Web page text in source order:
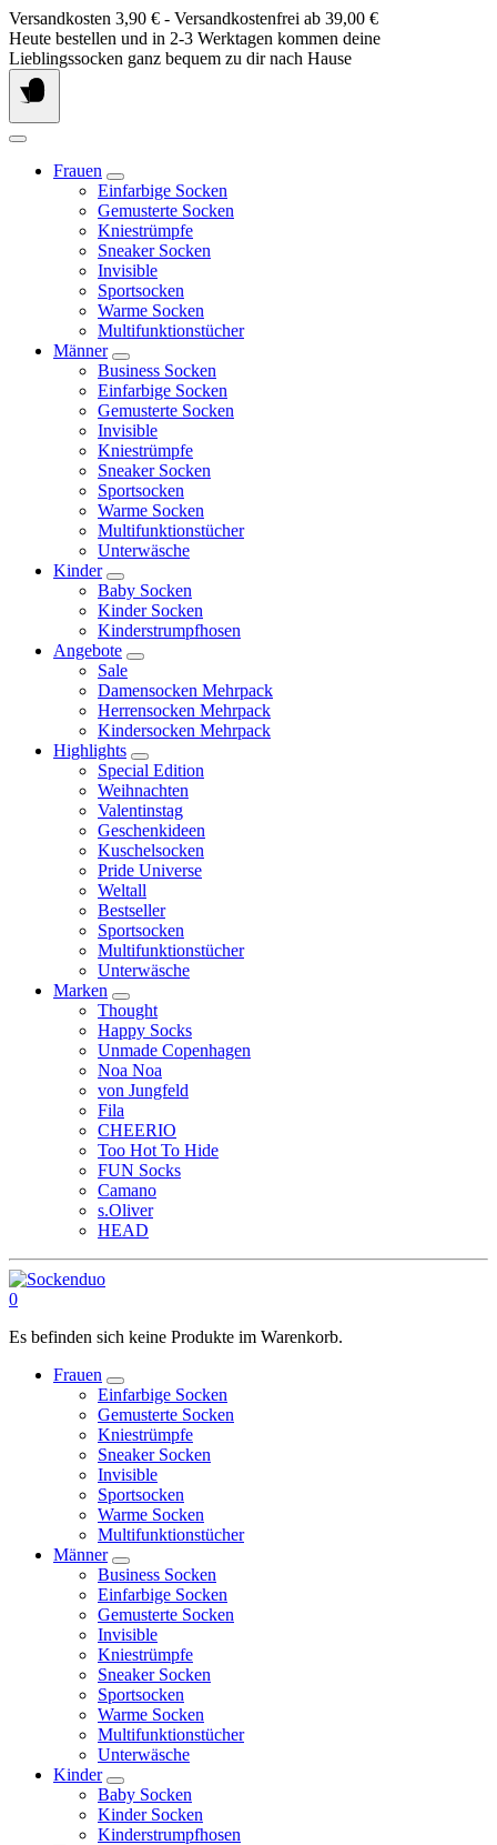
Springe
zum
Inhalt
Versandkosten 3,90 € - Versandkostenfrei ab 39,00 €
Heute bestellen und in 2-3 Werktagen kommen deine
Lieblingssocken ganz bequem zu dir nach Hause
Frauen
Einfarbige Socken
Gemusterte Socken
Kniestrümpfe
Sneaker Socken
Invisible
Sportsocken
Warme Socken
Multifunktionstücher
Männer
Business Socken
Einfarbige Socken
Gemusterte Socken
Invisible
Kniestrümpfe
Sneaker Socken
Sportsocken
Warme Socken
Multifunktionstücher
Unterwäsche
Kinder
Baby Socken
Kinder Socken
Kinderstrumpfhosen
Angebote
Sale
Damensocken Mehrpack
Herrensocken Mehrpack
Kindersocken Mehrpack
Highlights
Special Edition
Weihnachten
Valentinstag
Geschenkideen
Kuschelsocken
Pride Universe
Weltall
Bestseller
Sportsocken
Multifunktionstücher
Unterwäsche
Marken
Thought
Happy Socks
Unmade Copenhagen
Noa Noa
von Jungfeld
Fila
CHEERIO
Too Hot To Hide
FUN Socks
Camano
s.Oliver
HEAD
0
Es befinden sich keine Produkte im Warenkorb.
Frauen
Einfarbige Socken
Gemusterte Socken
Kniestrümpfe
Sneaker Socken
Invisible
Sportsocken
Warme Socken
Multifunktionstücher
Männer
Business Socken
Einfarbige Socken
Gemusterte Socken
Invisible
Kniestrümpfe
Sneaker Socken
Sportsocken
Warme Socken
Multifunktionstücher
Unterwäsche
Kinder
Baby Socken
Kinder Socken
Kinderstrumpfhosen